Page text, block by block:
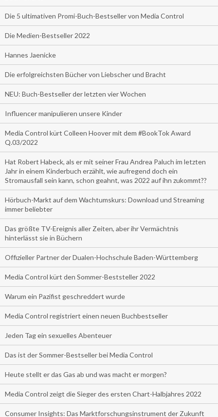
Die 5 ultimativen Promi-Buch-Bestseller von Media Control
Die Medien-Bestseller 2022
Hannes Jaenicke
Die erfolgreichsten Bücher von Liebscher und Bracht
NEU: Buch-Bestseller der letzten vier Wochen
Influencer manipulieren unsere Kinder
Media Control kürt Colleen Hoover mit dem #BookTok Award
Q.03/2022
Hat Robert Habeck, als er mit seiner Frau Andrea Paluch im letzten
Jahr in einem Kinderbuch erzählt, wie aufregend doch ein
Stromausfall sein kann, schon geahnt, was 2022 auf ihn zukommt??
Hörbuch-Markt auf dem Wachtumskurs: Download und Streaming
immer beliebter
Das größte TV-Ereignis aller Zeiten, aber ihr Vermächtnis
hinterlässt sie in Büchern
Offizieller Partner der Dualen-Hochschule Baden-Württemberg
Media Control kürt den Sommer-Beststeller 2022
Warum ein Pazifist geschreddert wurde
Media Control registriert einen neuen Buchbestseller
Jeden Tag ein sexuelles Abenteuer
Das ist der Sommer-Bestseller bei Media Control
Heute stellt er das Gas ab und was macht er morgen?
Media Control zeigt die Sieger des ersten Chart-Halbjahres 2022
Consumer Insights: Das Marktforschungsinstrument der Zukunft